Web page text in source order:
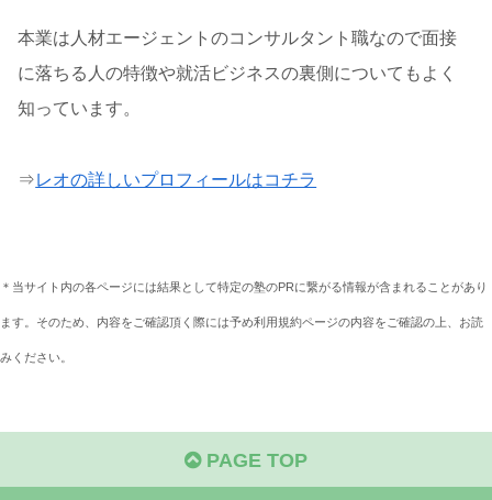
本業は人材エージェントのコンサルタント職なので面接
に落ちる人の特徴や就活ビジネスの裏側についてもよく
知っています。
⇒レオの詳しいプロフィールはコチラ
＊当サイト内の各ページには結果として特定の塾のPRに繋がる情報が含まれることがあり
ます。そのため、内容をご確認頂く際には予め利用規約ページの内容をご確認の上、お読
みください。
PAGE TOP